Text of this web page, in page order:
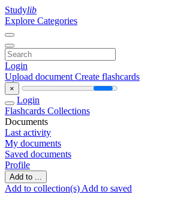
Studylib
Explore Categories
Login
Upload document Create flashcards
×
Login
Flashcards Collections
Documents
Last activity
My documents
Saved documents
Profile
Add to ...
Add to collection(s) Add to saved